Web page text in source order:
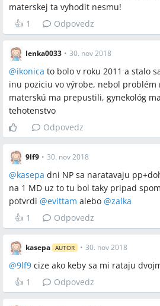
materskej ta vyhodit nesmu!
👍 1 Odpovedz
lenka0033 • 30. nov 2018
@ikonica to bolo v roku 2011 a stalo
inu poziciu vo výrobe, nebol problém
materskú ma prepustili, gynekológ
tehotenstvo
Odpovedz
9lf9 • 30. nov 2018
@kasepa dni NP sa naratavaju
na 1 MD uz to tu bol taky pripad
potvrdi @evittam alebo @zalka
👍 1 Odpovedz
kasepa AUTOR • 30. nov 2018
@9lf9 cize ako keby sa mi rataju
👍 1 Odpovedz